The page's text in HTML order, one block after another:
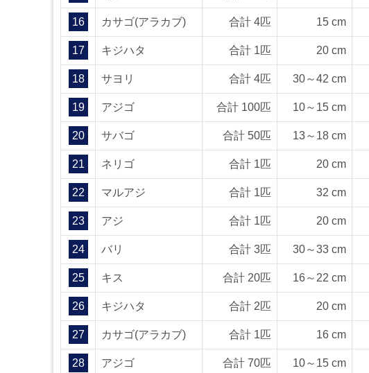
16 カサゴ(アラカブ) 合計 4匹 15 cm
17 キジハタ 合計 1匹 20 cm
18 サヨリ 合計 4匹 30～42 cm
19 アジゴ 合計 100匹 10～15 cm
20 サバゴ 合計 50匹 13～18 cm
21 ネリゴ 合計 1匹 20 cm
22 マルアジ 合計 1匹 32 cm
23 アジ 合計 1匹 20 cm
24 バリ 合計 3匹 30～33 cm
25 キス 合計 20匹 16～22 cm
26 キジハタ 合計 2匹 20 cm
27 カサゴ(アラカブ) 合計 1匹 16 cm
28 アジゴ 合計 70匹 10～15 cm